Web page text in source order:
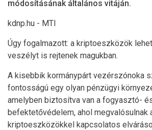
módosításának általános vitáján.
kdnp.hu - MTI
Úgy fogalmazott: a kriptoeszközök
veszélyt is rejtenek magukban.
A kisebbik kormánypárt vezérszónoka
fontosságú egy olyan pénzügyi
amelyben biztosítva van a fogyasztó-
befektetővédelem, ahol megvalósulnak
kriptoeszközökkel kapcsolatos